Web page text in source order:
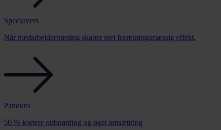
Specsavers
Når medarbejdertræning skaber reel forretningsmæssig effekt.
Panduro
50 % kortere onboarding og øget omsætning